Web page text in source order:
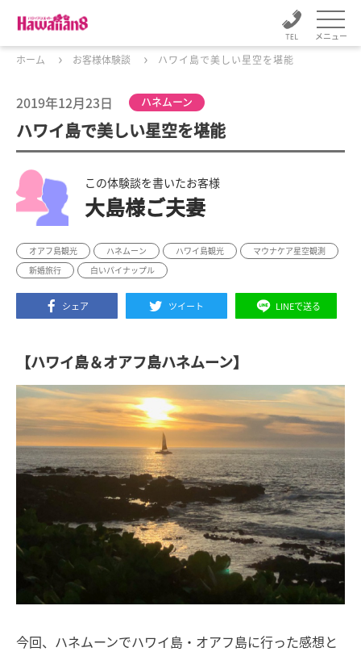
メニュー
ホーム お客様体験談 ハワイ島で美しい星空を堪能
2019年12月23日 ハネムーン
ハワイ島で美しい星空を堪能
この体験談を書いたお客様
大島様ご夫妻
オアフ島観光 ハネムーン ハワイ島観光
マウナケア星空観測
新婚旅行
白いパイナップル
シェア ツイート LINEで送る
【ハワイ島＆オアフ島ハネムーン】
今回、ハネムーンでハワイ島・オアフ島に行った感想と